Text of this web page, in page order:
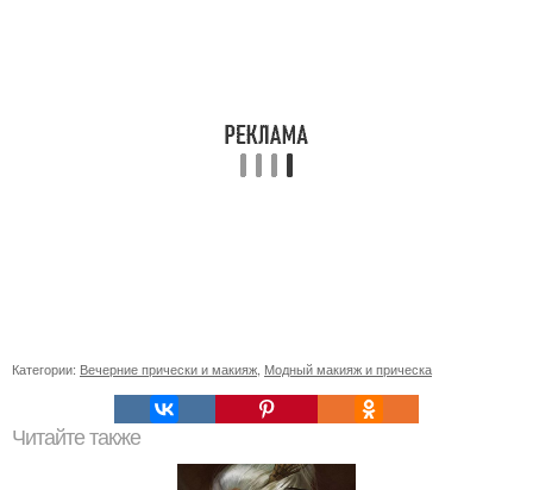
Категории: Вечерние прически и макияж Модный макияж и прическа
Читайте также